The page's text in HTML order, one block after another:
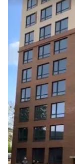
проспект і готова
зроблено за Вас. Площа - 32кв.м., поверх 4-ий з 5. Ціна - 48К €
Деталі 050-036-8008 #Центральне_Агентство_Нерухомості
#продажквартир